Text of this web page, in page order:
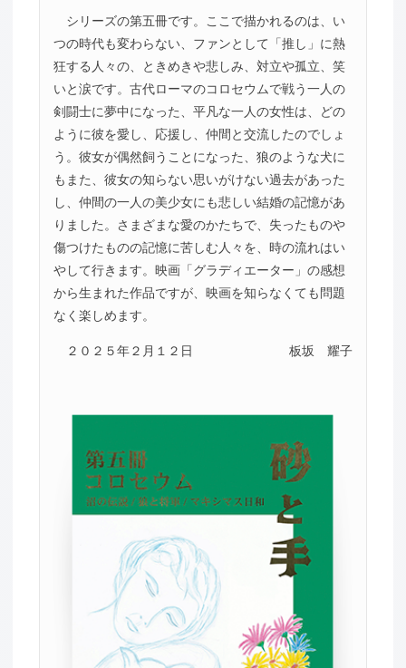
シリーズの第五冊です。ここで描かれるのは、い
つの時代も変わらない、ファンとして「推し」に熱
狂する人々の、ときめきや悲しみ、対立や孤立、笑
いと涙です。古代ローマのコロセウムで戦う一人の
剣闘士に夢中になった、平凡な一人の女性は、どの
ように彼を愛し、応援し、仲間と交流したのでしょ
う。彼女が偶然飼うことになった、狼のような犬に
もまた、彼女の知らない思いがけない過去があった
し、仲間の一人の美少女にも悲しい結婚の記憶があ
りました。さまざまな愛のかたちで、失ったものや
傷つけたものの記憶に苦しむ人々を、時の流れはい
やして行きます。映画「グラディエーター」の感想
から生まれた作品ですが、映画を知らなくても問題
なく楽しめます。
２０２５年２月１２日 板坂 耀子